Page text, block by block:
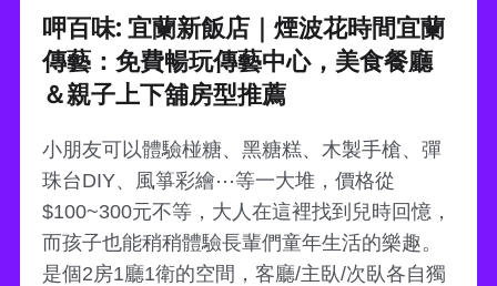
呷百味: 宜蘭新飯店｜煙波花時間宜蘭
傳藝：免費暢玩傳藝中心，美食餐廳
＆親子上下舖房型推薦
小朋友可以體驗椪糖、黑糖糕、木製手槍、彈
珠台DIY、風箏彩繪⋯等一大堆，價格從
$100~300元不等，大人在這裡找到兒時回憶，
而孩子也能稍稍體驗長輩們童年生活的樂趣。
是個2房1廳1衛的空間，客廳/主臥/次臥各自獨